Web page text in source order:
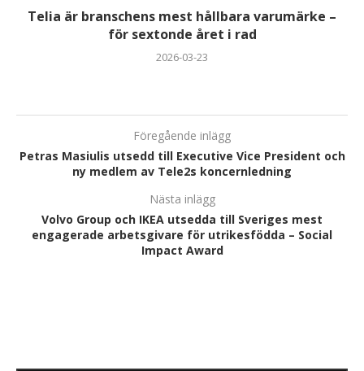
Telia är branschens mest hållbara varumärke –
för sextonde året i rad
2026-03-23
Föregående inlägg
Petras Masiulis utsedd till Executive Vice President och
ny medlem av Tele2s koncernledning
Nästa inlägg
Volvo Group och IKEA utsedda till Sveriges mest
engagerade arbetsgivare för utrikesfödda – Social
Impact Award